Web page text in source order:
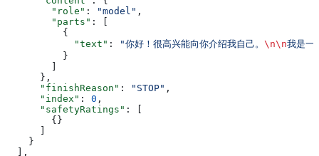
        "role"
: "model" ,
        "parts"
: [
          {
            "text"
: "你好！很高兴能向你介绍我自己。 \n\n我是
          }
        ]
      },
      "finishReason"
: "STOP" ,
      "index"
: 0 ,
      "safetyRatings"
: [
        {}
      ]
    }
  ],